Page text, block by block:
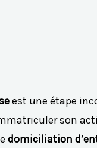
est une étape
son
domiciliation